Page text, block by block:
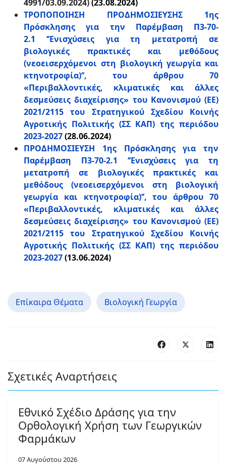
4991/03.09.2024)(23.08.2024)
ΤΡΟΠΟΠΟΙΗΣΗ ΠΡΟΔΗΜΟΣΙΕΥΣΗΣ 1ης
Πρόσκλησης για την Παρέμβαση Π3-70-
2.1 ‘’Ενισχύσεις για τη μετατροπή σε
βιολογικές πρακτικές και μεθόδους
(νεοεισερχόμενοι στη βιολογική γεωργία και
κτηνοτροφία)’’, του άρθρου 70
«Περιβαλλοντικές, κλιματικές και άλλες
δεσμεύσεις διαχείρισης» του Κανονισμού (ΕΕ)
2021/2115 του Στρατηγικού Σχεδίου Κοινής
Αγροτικής Πολιτικής (ΣΣ ΚΑΠ) της περιόδου
2023-2027(28.06.2024)
ΠΡΟΔΗΜΟΣΙΕΥΣΗ 1ης Πρόσκλησης για την
Παρέμβαση Π3-70-2.1 ‘’Ενισχύσεις για τη
μετατροπή σε βιολογικές πρακτικές και
μεθόδους (νεοεισερχόμενοι στη βιολογική
γεωργία και κτηνοτροφία)’’, του άρθρου 70
«Περιβαλλοντικές, κλιματικές και άλλες
δεσμεύσεις διαχείρισης» του Κανονισμού (ΕΕ)
2021/2115 του Στρατηγικού Σχεδίου Κοινής
Αγροτικής Πολιτικής (ΣΣ ΚΑΠ) της περιόδου
2023-2027(13.06.2024)
Επίκαιρα Θέματα Βιολογική Γεωργία
Σχετικές Αναρτήσεις
Εθνικό Σχέδιο Δράσης για την
Ορθολογική Χρήση των Γεωργικών
Φαρμάκων
07 Αυγούστου 2026